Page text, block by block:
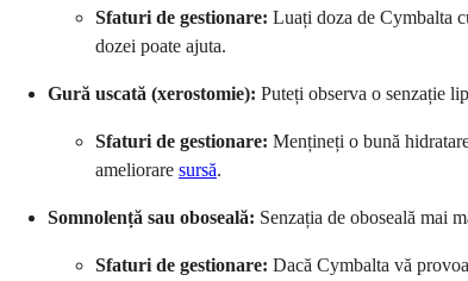
Sfaturi de gestionare: Luați doza de Cymbalta
dozei poate ajuta.
Gură uscată (xerostomie): Puteți observa o senzație
Sfaturi de gestionare: Mențineți o bună
ameliorare sursă.
Somnolență sau oboseală: Senzația de oboseală mai
Sfaturi de gestionare: Dacă Cymbalta vă